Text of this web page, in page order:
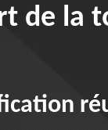
de la